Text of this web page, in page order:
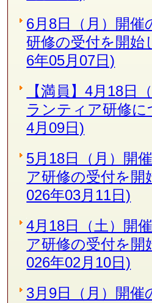
6月8日（月）開催
研修の受付を開始
6年05月07日)
【満員】4月18日
ランティア研修に
4月09日)
5月18日（月）開
ア研修の受付を開
026年03月11日)
4月18日（土）開
ア研修の受付を開
026年02月10日)
3月9日（月）開催